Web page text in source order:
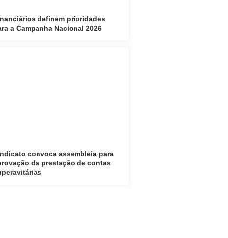
definem prioridades
a Campanha Nacional 2026
convoca assembleia para
da prestação de contas